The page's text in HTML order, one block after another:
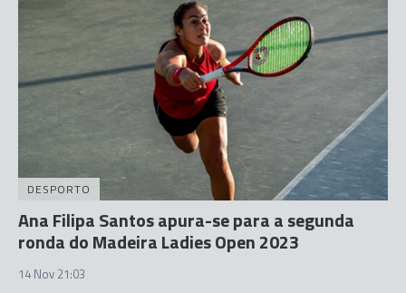
DESPORTO
Ana Filipa Santos apura-se para a segunda
ronda do Madeira Ladies Open 2023
14 Nov 21:03